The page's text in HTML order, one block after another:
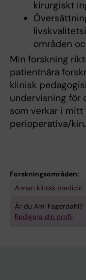
kirurgiskt
områden
Min forskning
patientnära
klinisk
undervisning för
som verkar i
perioperativa/
Forskningsområden:
Annan klinisk medicin
Är du Ami Fagerdahl?
Redigera din profil